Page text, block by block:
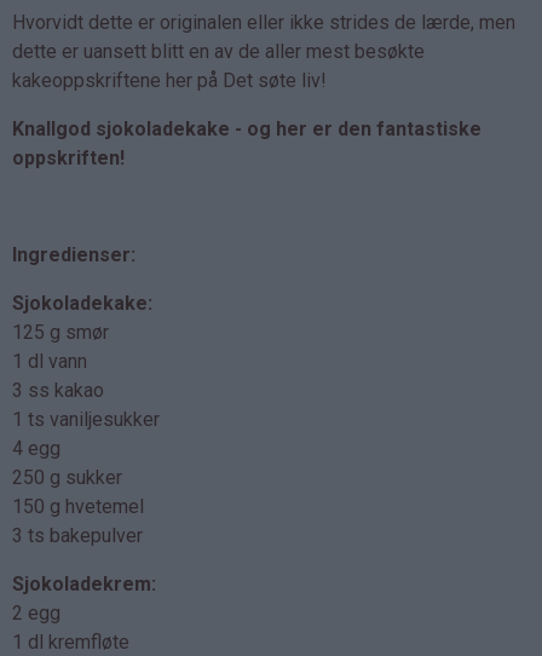
Hvorvidt dette er originalen eller ikke strides de lærde, men
dette er uansett blitt en av de aller mest besøkte
kakeoppskriftene her på Det søte liv!
Knallgod sjokoladekake - og her er den fantastiske
oppskriften!
Ingredienser:
Sjokoladekake:
125 g smør
1 dl vann
3 ss kakao
1 ts vaniljesukker
4 egg
250 g sukker
150 g hvetemel
3 ts bakepulver
Sjokoladekrem:
2 egg
1 dl kremfløte